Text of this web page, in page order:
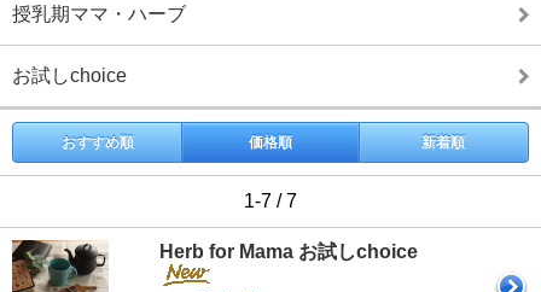
授乳期ママ・ハーブ
お試しchoice
おすすめ順 価格順 新着順
1-7 / 7
Herb for Mama お試しchoice